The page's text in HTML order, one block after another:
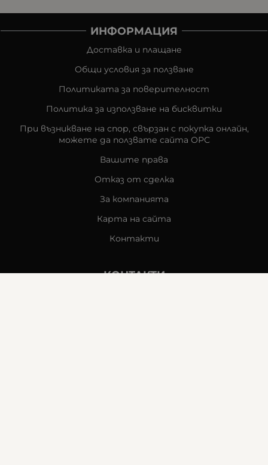
ИНФОРМАЦИЯ
Доставка и плащане
Общи условия за ползване
Политиката за поверителност
Политика за използване на бисквитки
При възникване на спор, свързан с покупка онлайн,
можете да ползвате сайта ОРС
Вашите права
Отказ от сделка
За компанията
Карта на сайта
Контакти
КОНТАКТИ